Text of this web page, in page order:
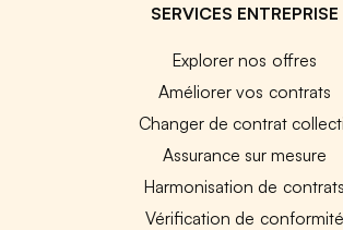
SERVICES ENTREPRISE
Explorer nos offres
Améliorer vos contrats
Changer de contrat
Assurance sur mesure
Harmonisation de contrats
Vérification de conformité